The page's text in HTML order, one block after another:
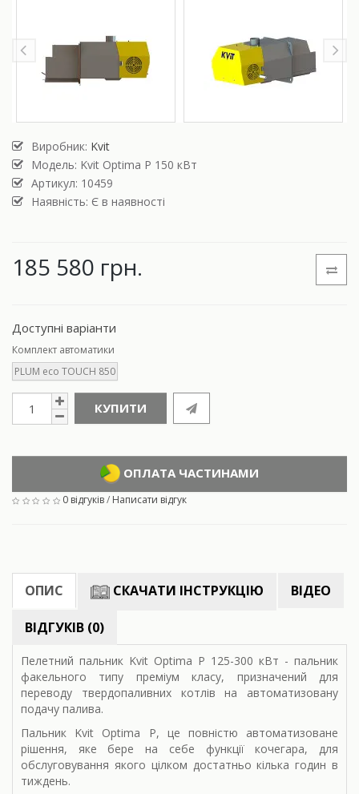
Виробник: Kvit
Модель: Kvit Optima P 150 кВт
Артикул: 10459
Наявність: Є в наявності
185 580 грн.
Доступні варіанти
Комплект автоматики
PLUM eco TOUCH 850
КУПИТИ
ОПЛАТА ЧАСТИНАМИ
0 відгуків/ Написати відгук
ОПИС СКАЧАТИ ІНСТРУКЦІЮ ВІДЕО
ВІДГУКІВ (0)
Пелетний пальник Kvit Optima P 125-300 кВт - пальник
факельного типу преміум класу, призначений для
переводу твердопаливних котлів на автоматизовану
подачу палива.
Пальник Kvit Optima P, це повністю автоматизоване
рішення, яке бере на себе функції кочегара, для
обслуговування якого цілком достатньо кілька годин в
тиждень.